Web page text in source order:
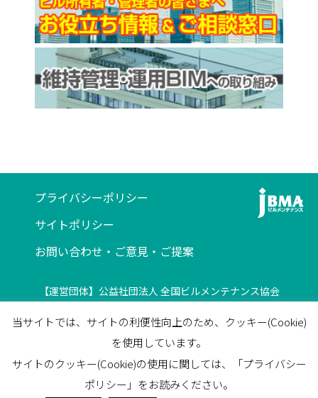
プライバシーポリシー
サイトポリシー
お問い合わせ・ご意見・ご提案
【運営団体】公益社団法人 全国ビルメンテナンス協会
ビルメンテナンス会館5F
03-3805-7560 / FAX 03-3805-7561
facebook
当サイトでは、サイトの利便性向上のため、クッキー(Cookie)
を使用しています。
サイトのクッキー(Cookie)の使用に関しては、「プライバシー
ポリシー」をお読みください。